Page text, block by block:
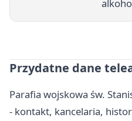
Przydatne dane
Parafia wojskowa św.
- kontakt, kancelaria,